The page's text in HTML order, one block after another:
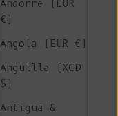
Andorre (EUR
€)
Angola (EUR €)
Anguilla (XCD
$)
Antigua &